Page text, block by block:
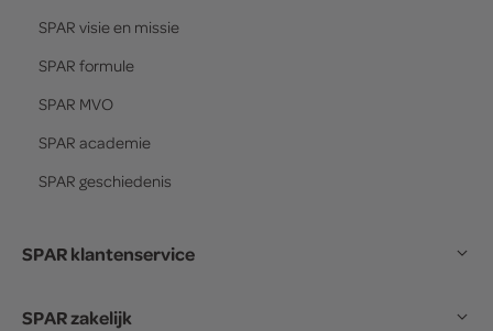
SPAR visie en missie
SPAR formule
SPAR MVO
SPAR academie
SPAR geschiedenis
SPAR klantenservice
SPAR zakelijk